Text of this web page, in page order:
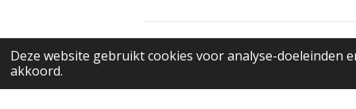
Deze website gebruikt cookies voor analyse-doeleinden
akkoord.
© 2022 - 2026 Stamptable's blog